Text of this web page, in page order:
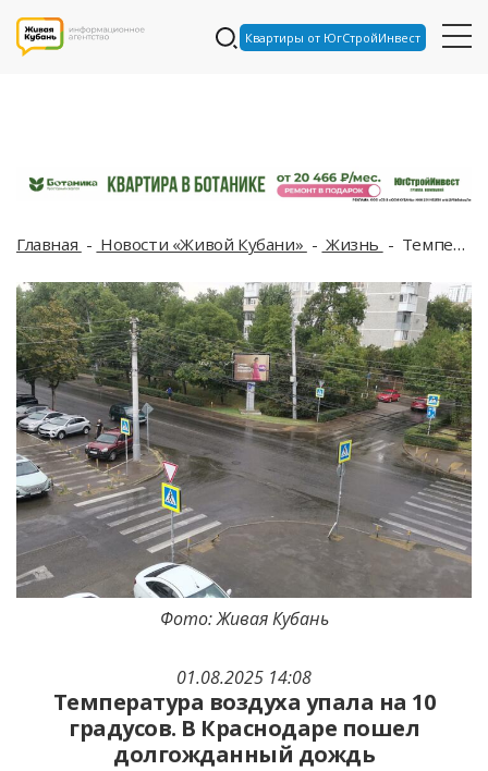
Квартиры от ЮгСтройИнвест
Главная Новости «Живой Кубани» Жизнь Температура воздуха упала на 10 градусов. В Краснодаре пошел долгожданный дождь
01.08.2025 14:08
Температура воздуха упала на 10
градусов. В Краснодаре пошел
долгожданный дождь
Фото: Живая Кубань